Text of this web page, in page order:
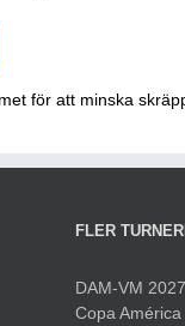
för att minska
FLER
DAM-VM 2027
Copa América